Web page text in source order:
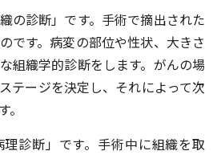
の診断」です。⼿術で摘出された
です。病変の部位や性状、⼤きさ
組織学的診断をします。がんの場
テージを決定し、それによって次
診断」です。⼿術中に組織を取